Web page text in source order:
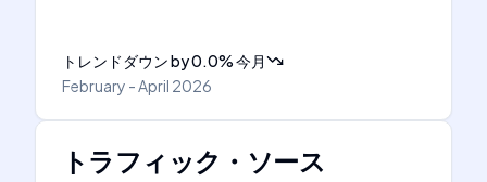
トレンドダウンby0.0%今月
February - April 2026
トラフィック・ソース